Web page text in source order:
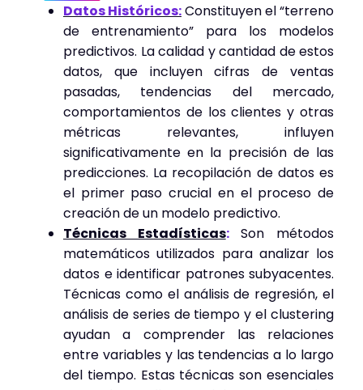
Datos Históricos:Constituyen el “terreno
de entrenamiento” para los modelos
predictivos. La calidad y cantidad de estos
datos, que incluyen cifras de ventas
pasadas, tendencias del mercado,
comportamientos de los clientes y otras
métricas relevantes, influyen
significativamente en la precisión de las
predicciones. La recopilación de datos es
el primer paso crucial en el proceso de
creación de un modelo predictivo.
Técnicas Estadísticas:Son métodos
matemáticos utilizados para analizar los
datos e identificar patrones subyacentes.
Técnicas como el análisis de regresión, el
análisis de series de tiempo y el clustering
ayudan a comprender las relaciones
entre variables y las tendencias a lo largo
del tiempo. Estas técnicas son esenciales